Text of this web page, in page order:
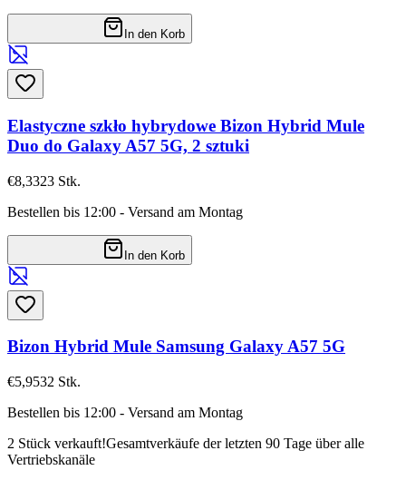
In den Korb
Elastyczne szkło hybrydowe Bizon Hybrid Mule
Duo do Galaxy A57 5G, 2 sztuki
€8,3323 Stk.
Bestellen bis 12:00 - Versand am Montag
In den Korb
Bizon Hybrid Mule Samsung Galaxy A57 5G
€5,9532 Stk.
Bestellen bis 12:00 - Versand am Montag
2 Stück verkauft!Gesamtverkäufe der letzten 90 Tage über alle
Vertriebskanäle